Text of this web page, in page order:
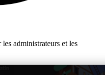
administrateurs et les